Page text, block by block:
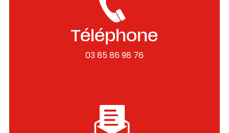
Téléphone
03 85 86 98 76